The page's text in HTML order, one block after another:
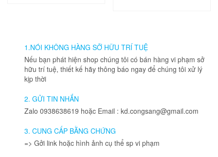
biến
thể.
Các
thể
1.NÓI KHÔNG HÀNG SỠ HỮU TRÍ TUỆ
Nếu bạn phát hiện shop chúng tôi có bán hàng vi phạm sở
hữu trí tuệ, thiết kế hãy thông báo ngay để chúng tôi xử lý
kịp thời
2. GỬI TIN NHẮN
Zalo 0938638619 hoặc Email : kd.congsang@gmail.com
3. CUNG CẤP BẰNG CHỨNG
=> Gởi link hoặc hình ảnh cụ thể sp vi phạm